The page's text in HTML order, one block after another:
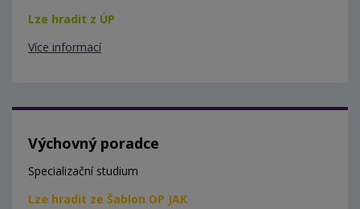
Lze hradit z ÚP
Více informací
Výchovný poradce
Specializační studium
Lze hradit ze Šablon OP JAK